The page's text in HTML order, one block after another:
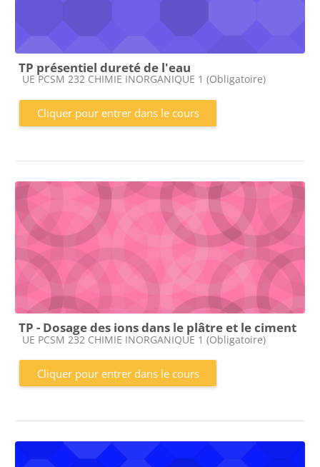
TP présentiel dureté de l'eau
Catégorie de cours
UE PCSM 232 CHIMIE INORGANIQUE 1 (Obligatoire)
Cliquer pour entrer dans le cours
TP - Dosage des ions dans le plâtre et le ciment
Catégorie de cours
UE PCSM 232 CHIMIE INORGANIQUE 1 (Obligatoire)
Cliquer pour entrer dans le cours